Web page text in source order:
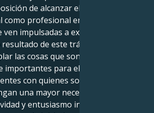
de alcanzar el éxito tanto en
como profesional en este momento.
impulsadas a examinar su
de este tránsito porque les
las cosas que son
para ellos y las cosas
con quienes son. Es posible
una mayor necesidad de hacer
y entusiasmo innatos para